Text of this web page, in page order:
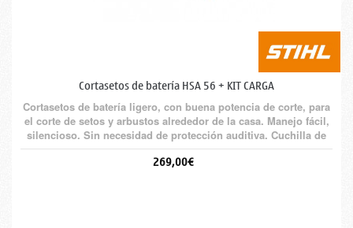
Cortasetos de batería HSA 56 + KIT CARGA
Cortasetos de batería ligero, con buena potencia de corte, para
el corte de setos y arbustos alrededor de la casa. Manejo fácil,
silencioso. Sin necesidad de protección auditiva. Cuchilla de
corte por ambos lados. Cuchilla en forma de gota para mayor
sujeción de la rama. De serie con batería AK 10 y cargador AL
269,00€